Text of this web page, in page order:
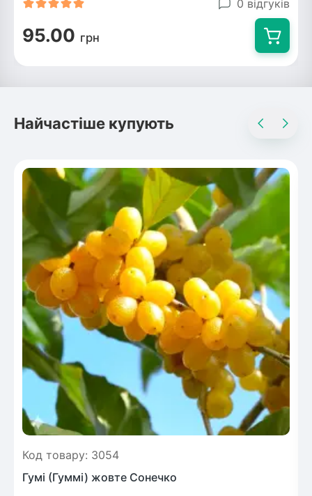
0 відгуків
95.00 грн
Найчастіше купують
Код товару: 3054
Гумі (Гуммі) жовте Сонечко